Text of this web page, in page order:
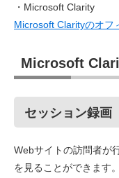
・Microsoft Clarity
Microsoft Clarityのオフ
Microsoft
セッション録画
Webサイトの訪問者が
を見ることができます。